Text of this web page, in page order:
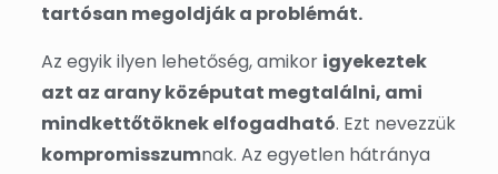
tartósan megoldják a problémát.
Az egyik ilyen lehetőség, amikor igyekeztek
azt az arany középutat megtalálni, ami
mindkettőtöknek elfogadható. Ezt nevezzük
kompromisszumnak. Az egyetlen hátránya